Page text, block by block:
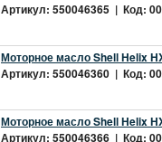
Артикул: 550046365 | Код:
Моторное масло Shell Helix
Артикул: 550046360 | Код:
Моторное масло Shell Helix
Артикул: 550046366 | Код: